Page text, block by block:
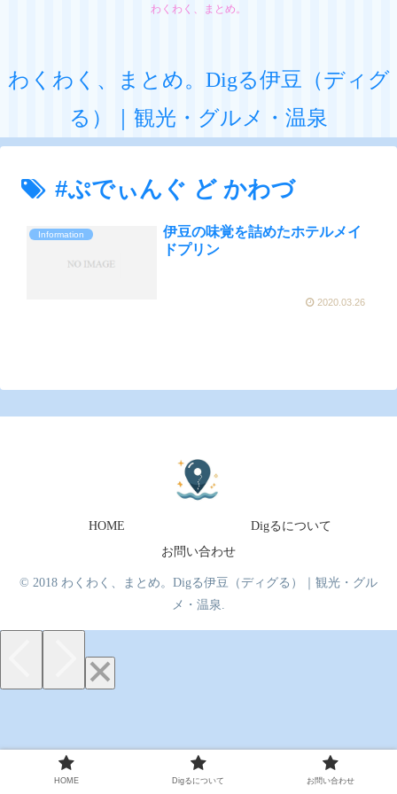
わくわく、まとめ。
わくわく、まとめ。Digる伊豆（ディグ
る）｜観光・グルメ・温泉
#ぷでぃんぐ ど かわづ
Information
伊豆の味覚を詰めたホテルメイ
ドプリン
2020.03.26
HOME
Digるについて
お問い合わせ
© 2018 わくわく、まとめ。Digる伊豆（ディグる）｜観光・グル
メ・温泉.
HOME Digるについて お問い合わせ